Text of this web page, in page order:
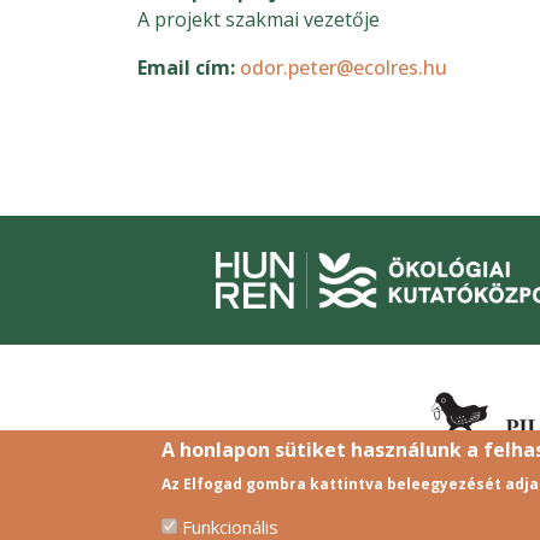
A projekt szakmai vezetője
Email cím odor.peter@ecolres.hu
A honlapon sütiket használunk a
Az Elfogad gombra kattintva beleegyezését
Funkcionális